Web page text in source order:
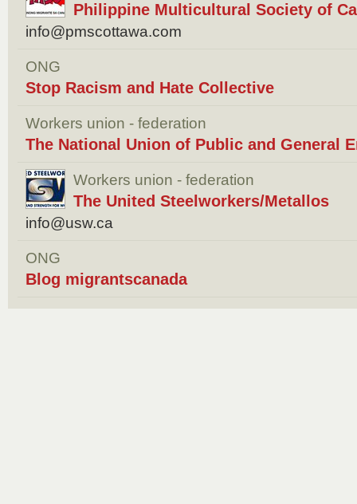
Philippine Multicultural Society of
info@pmscottawa.com
ONG
Stop Racism and Hate Collective
Workers union - federation
The National Union of Public and General
Workers union - federation
The United Steelworkers/Metallos
info@usw.ca
ONG
Blog migrantscanada